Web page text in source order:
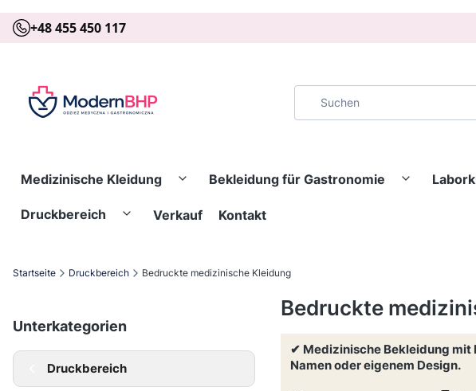
+48 455 450 117
Medizinische Kleidung Bekleidung für Gastronomie
Druckbereich Verkauf Kontakt
Startseite Druckbereich Bedruckte medizinische Kleidung
Unterkategorien
Druckbereich
Bedruckte
✔ Medizinische Bekleidung mit
Namen oder eigenem Design.